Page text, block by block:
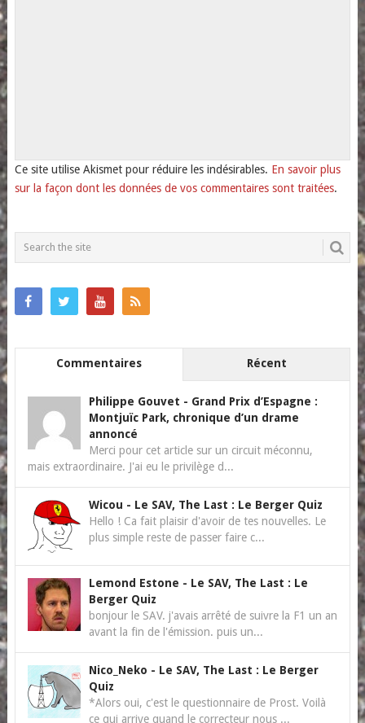
Ce site utilise Akismet pour réduire les indésirables. En savoir plus
sur la façon dont les données de vos commentaires sont traitées.
Commentaires Récent
Philippe Gouvet - Grand Prix d’Espagne :
Montjuïc Park, chronique d’un drame
annoncé
Merci pour cet article sur un circuit méconnu,
mais extraordinaire. J'ai eu le privilège d...
Wicou - Le SAV, The Last : Le Berger Quiz
Hello ! Ca fait plaisir d'avoir de tes nouvelles. Le
plus simple reste de passer faire c...
Lemond Estone - Le SAV, The Last : Le
Berger Quiz
bonjour le SAV. j'avais arrêté de suivre la F1 un an
avant la fin de l'émission. puis un...
Nico_Neko - Le SAV, The Last : Le Berger
Quiz
*Alors oui, c'est le questionnaire de Prost. Voilà
ce qui arrive quand le correcteur nous ...